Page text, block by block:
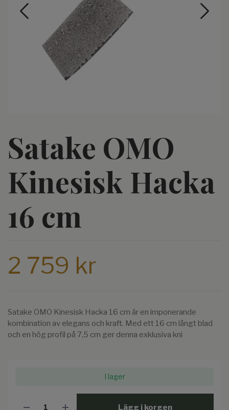
Satake OMO
Kinesisk Hacka
16 cm
2 759 kr
Satake OMO Kinesisk Hacka 16 cm är en imponerande
kombination av elegans och kraft. Med ett 16 cm långt blad
och en hög profil på 7,5 cm ger denna exklusiva kni
I lager
Lägg i korgen